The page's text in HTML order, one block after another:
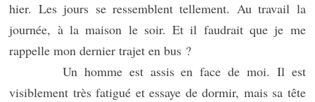
hier. Les jours se ressemblent tellement. Au travail la
journée, à la maison le soir. Et il faudrait que je me
rappelle mon dernier trajet en bus ?
Un homme est assis en face de moi. Il est
visiblement très fatigué et essaye de dormir, mais sa tête